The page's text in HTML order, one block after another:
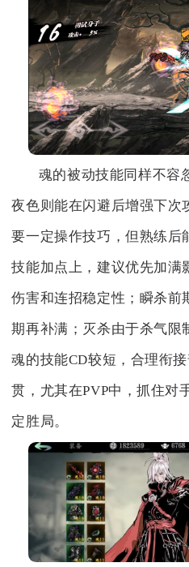
魂的被动技能同样不容
夜色则能在闪避后增强下次
要一定操作技巧，但熟练后
技能加点上，建议优先加满
伤害和连招稳定性；瞬杀前
期再补满；灭杀由于杀气限
魂的技能CD较短，合理衔
贯，尤其在PVP中，抓住对
定胜局。